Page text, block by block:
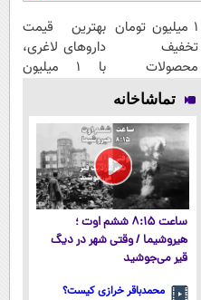
۱ میلیون تومان
تخفیف
محصولات
لاغری؛ یک قدم
نزدیک‌تر به
شروع کاهش
وزن
بهترین قیمت
داروهای لاغری،
با ۱ میلیون
تماشاخانه
ساعت ۸:۱۵ ششم اوت ؛
هیروشیما / وقتی شهر در دیگ
قیر می‌جوشید
محمدباقر خرازی کیست؟